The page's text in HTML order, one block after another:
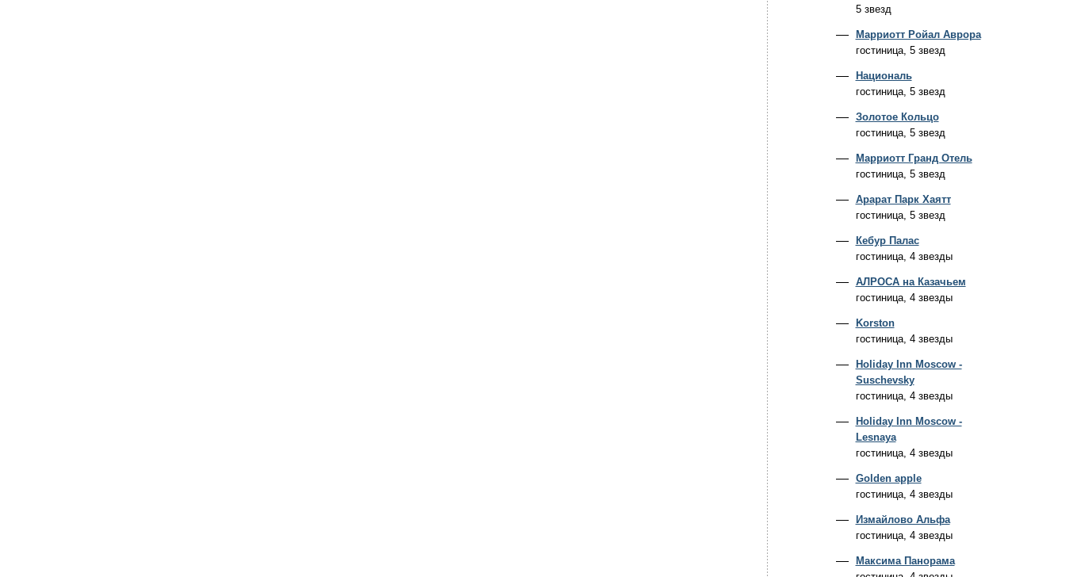
5 звезд
Марриотт Ройал Аврора
гостиница, 5 звезд
Националь
гостиница, 5 звезд
Золотое Кольцо
гостиница, 5 звезд
Марриотт Гранд Отель
гостиница, 5 звезд
Арарат Парк Хаятт
гостиница, 5 звезд
Кебур Палас
гостиница, 4 звезды
АЛРОСА на Казачьем
гостиница, 4 звезды
Korston
гостиница, 4 звезды
Holiday Inn Moscow -
Suschevsky
гостиница, 4 звезды
Holiday Inn Moscow -
Lesnaya
гостиница, 4 звезды
Golden apple
гостиница, 4 звезды
Измайлово Альфа
гостиница, 4 звезды
Максима Панорама